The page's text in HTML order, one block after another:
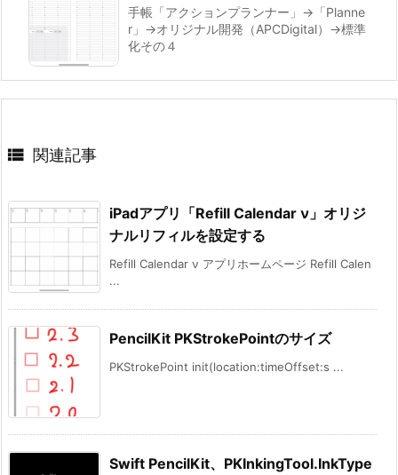
手帳「アクションプランナー」→「Planne
r」→オリジナル開発（APCDigital）→標準
化その４
 関連記事
iPadアプリ「Refill Calendar ν」オリジ
ナルリフィルを設定する
Refill Calendar ν アプリホームページ Refill Calen
...
PencilKit PKStrokePointのサイズ
PKStrokePoint init(location:timeOffset:s ...
Swift PencilKit、PKInkingTool.InkType